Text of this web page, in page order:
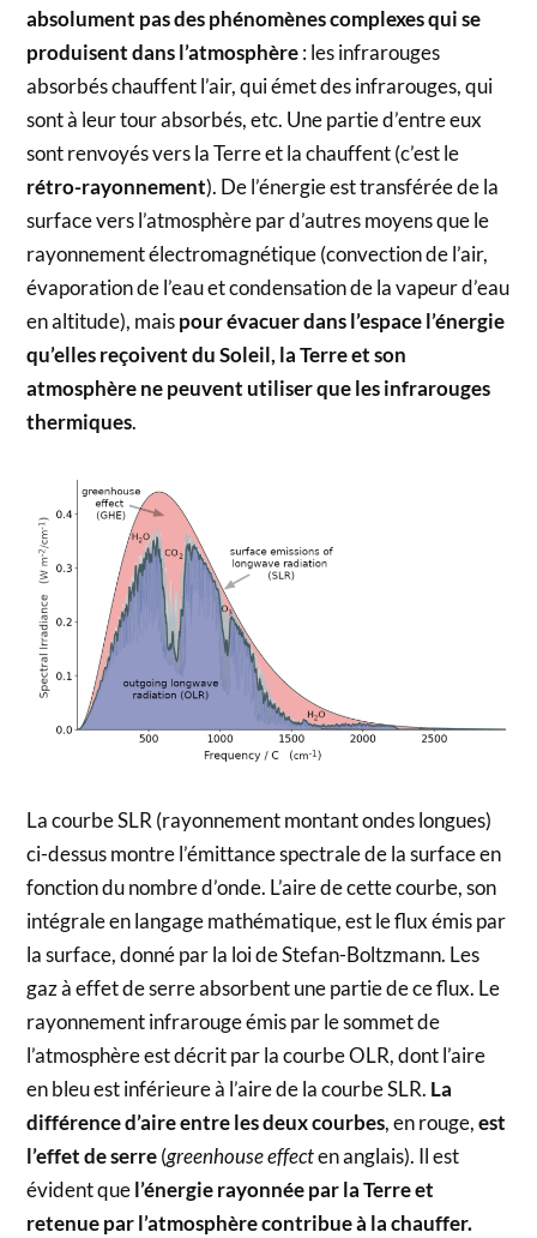
absolument pas des phénomènes complexes qui se
produisent dans l’atmosphère: les infrarouges
absorbés chauffent l’air, qui émet des infrarouges, qui
sont à leur tour absorbés, etc. Une partie d’entre eux
sont renvoyés vers la Terre et la chauffent (c’est le
rétro-rayonnement). De l’énergie est transférée de la
surface vers l’atmosphère par d’autres moyens que le
rayonnement électromagnétique (convection de l’air,
évaporation de l’eau et condensation de la vapeur d’eau
en altitude), maispour évacuer dans l’espace l’énergie
qu’elles reçoivent du Soleil, la Terre et son
atmosphère ne peuvent utiliser que les infrarouges
thermiques.
La courbe SLR (rayonnement montant ondes longues)
ci-dessus montre l’émittance spectrale de la surface en
fonction du nombre d’onde. L’aire de cette courbe, son
intégrale en langage mathématique, est le flux émis par
la surface, donné par la loi de Stefan-Boltzmann. Les
gaz à effet de serre absorbent une partie de ce flux. Le
rayonnement infrarouge émis par le sommet de
l’atmosphère est décrit par la courbe OLR, dont l’aire
en bleu est inférieure à l’aire de la courbe SLR. La
différence d’aire entre les deux courbes, en rouge,est
l’effet de serre(greenhouse effecten anglais). Il est
évident quel’énergie rayonnée par la Terre et
retenue par l’atmosphère contribue à la chauffer.